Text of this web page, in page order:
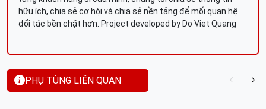
hữu ích, chia sẻ cơ hội và chia sẻ nền tảng để mối quan hệ
đối tác bền chặt hơn. Project developed by Do Viet Quang
PHỤ TÙNG LIÊN QUAN